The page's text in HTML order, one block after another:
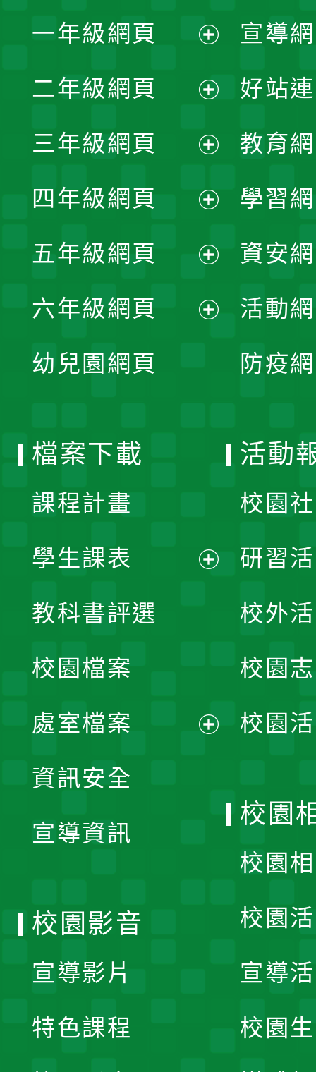
一年級網頁
開
選
單
二年級網頁
開
選
單
三年級網頁
開
選
單
四年級網頁
開
選
五年級網頁
開
六年級網頁
幼兒園網頁
宣導
好站
教育
學習
資安
活動
防疫
檔案下載
課程計畫
學生課表
單
教科書評選
校園檔案
處室檔案
資訊安全
宣導資訊
活動
校園
研習
校外
校園
校園
校園
校園
校園
宣導
校園
校園影音
宣導影片
特色課程